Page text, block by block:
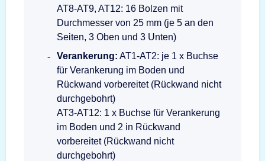
AT8-AT9, AT12: 16 Bolzen mit
Durchmesser von 25 mm (je 5 an den
Seiten, 3 Oben und 3 Unten)
Verankerung: AT1-AT2: je 1 x Buchse
für Verankerung im Boden und
Rückwand vorbereitet (Rückwand nicht
durchgebohrt)
AT3-AT12: 1 x Buchse für Verankerung
im Boden und 2 in Rückwand
vorbereitet (Rückwand nicht
durchgebohrt)